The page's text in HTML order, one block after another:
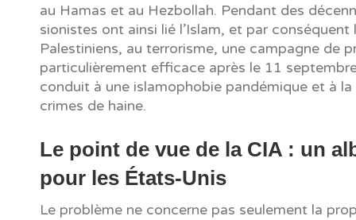
au Hamas et au Hezbollah. Pendant des
sionistes ont ainsi lié l’Islam, et par conséquent
Palestiniens, au terrorisme, une campagne de
particulièrement efficace après le 11
conduit à une islamophobie pandémique et à
crimes de haine.
Le point de vue de la CIA : un
pour les États-Unis
Le problème ne concerne pas seulement la